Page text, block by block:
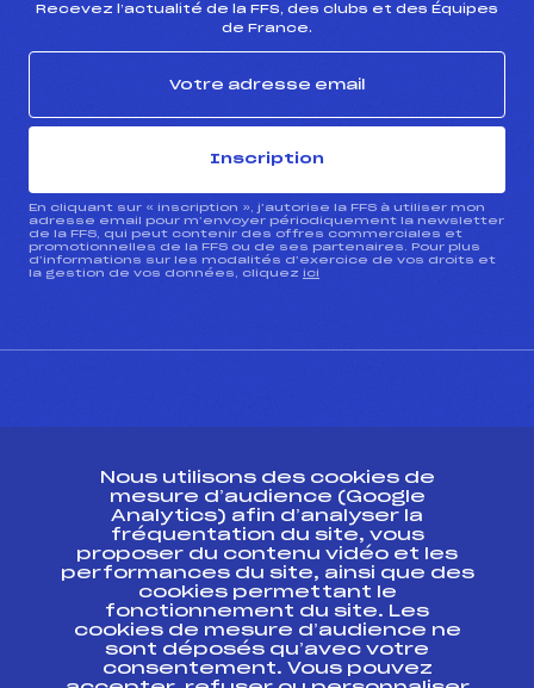
Recevez l’actualité de la FFS, des clubs et des Équipes
de France.
Inscription
En cliquant sur « inscription », j’autorise la FFS à utiliser mon
adresse email pour m’envoyer périodiquement la newsletter
de la FFS, qui peut contenir des offres commerciales et
promotionnelles de la FFS ou de ses partenaires. Pour plus
d’informations sur les modalités d’exercice de vos droits et
la gestion de vos données, cliquez ici
Ressources
Pass’Neige
Projet sportif fédéral
Projet de performance fédéral
Antidopage
Pôle Développement, Formation, Suivi
Nous utilisons des cookies de
mesure d’audience (Google
Analytics) afin d’analyser la
fréquentation du site, vous
proposer du contenu vidéo et les
performances du site, ainsi que des
cookies permettant le
fonctionnement du site. Les
cookies de mesure d’audience ne
sont déposés qu’avec votre
consentement. Vous pouvez